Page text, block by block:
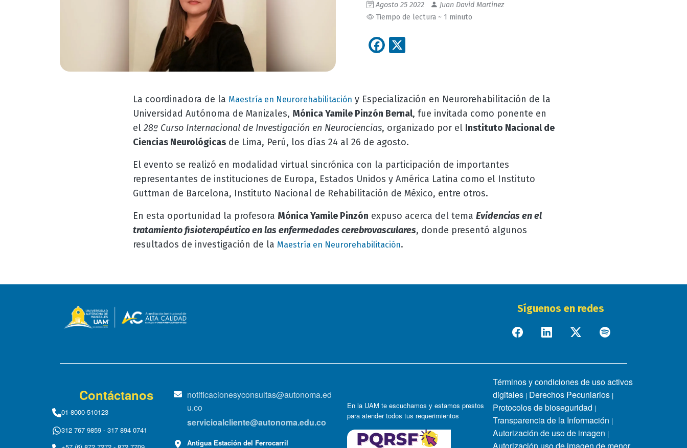
Agosto 25 2022
Juan David Martinez
Tiempo de lectura ~ 1 minuto
Facebook
La coordinadora de la Maestría en Neurorehabilitación y Especialización en Neurorehabilitación de la
Universidad Autónoma de Manizales, Mónica Yamile Pinzón Bernal, fue invitada como ponente en
el 28º Curso Internacional de Investigación en Neurociencias, organizado por el Instituto Nacional de
Ciencias Neurológicasde Lima, Perú, los días 24 al 26 de agosto.
El evento se realizó en modalidad virtual sincrónica con la participación de importantes
representantes de instituciones de Europa, Estados Unidos y América Latina como el Instituto
Guttman de Barcelona, Instituto Nacional de Rehabilitación de México, entre otros.
En esta oportunidad la profesora Mónica Yamile Pinzón expuso acerca del tema Evidencias en el
tratamiento fisioterapéutico en las enfermedades cerebrovasculares, donde presentó algunos
resultados de investigación de la Maestría en Neurorehabilitación.
Síguenos en redes
Contáctanos
01-8000-510123
312 767 9859 - 317 894 0741
notificacionesyconsultas@autonoma.ed
u.co
servicioalcliente@autonoma.edu.co
Antigua Estación del Ferrocarril
En la UAM te escuchamos y estamos prestos
para atender todos tus requerimientos
Términos y condiciones de uso activos
digitales | Derechos Pecuniarios |
Protocolos de bioseguridad |
Transparencia de la Información |
Autorización de uso de imagen |
Autorización uso de imagen de menor